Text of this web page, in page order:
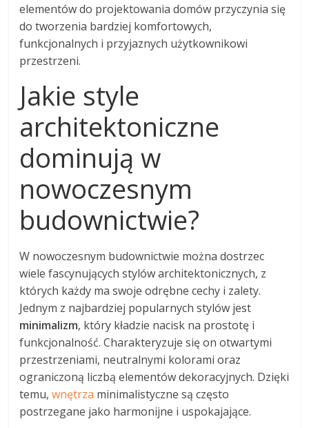
elementów do projektowania domów przyczynia się
do tworzenia bardziej komfortowych,
funkcjonalnych i przyjaznych użytkownikowi
przestrzeni.
Jakie style
architektoniczne
dominują w
nowoczesnym
budownictwie?
W nowoczesnym budownictwie można dostrzec
wiele fascynujących stylów architektonicznych, z
których każdy ma swoje odrębne cechy i zalety.
Jednym z najbardziej popularnych stylów jest
minimalizm, który kładzie nacisk na prostotę i
funkcjonalność. Charakteryzuje się on otwartymi
przestrzeniami, neutralnymi kolorami oraz
ograniczoną liczbą elementów dekoracyjnych. Dzięki
temu,wnętrza minimalistyczne są często
postrzegane jako harmonijne i uspokajające.